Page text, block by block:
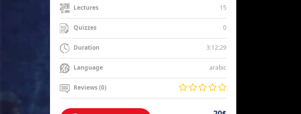
Lectures 15
Quizzes 0
Duration 3:12:29
Language arabic
Reviews (0)